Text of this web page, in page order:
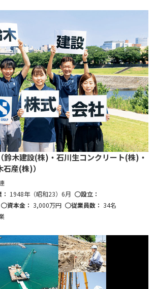
鈴木建設(株)・石川生コンクリート(株)・
産(株)）
1948年（昭和23）6月
設立：
資本金： 3,000万円 従業員数： 34名